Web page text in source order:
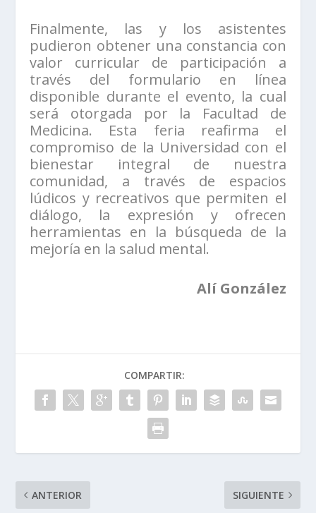
Finalmente, las y los asistentes
pudieron obtener una constancia con
valor curricular de participación a
través del formulario en línea
disponible durante el evento, la cual
será otorgada por la Facultad de
Medicina. Esta feria reafirma el
compromiso de la Universidad con el
bienestar integral de nuestra
comunidad, a través de espacios
lúdicos y recreativos que permiten el
diálogo, la expresión y ofrecen
herramientas en la búsqueda de la
mejoría en la salud mental.
Alí González
COMPARTIR:
ANTERIOR SIGUIENTE